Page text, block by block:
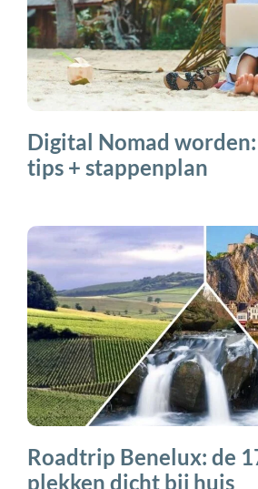
Digital Nomad
tips + stappenplan
Roadtrip Benelux: de
plekken dicht bij huis